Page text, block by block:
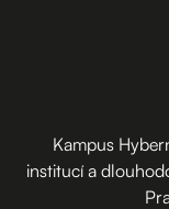
Kampus
institucí a